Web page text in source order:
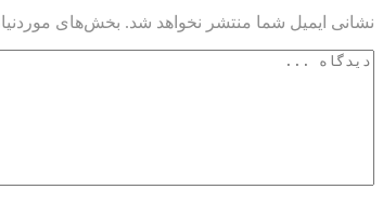
نشانی ایمیل شما منتشر نخواهد شد. بخش‌های